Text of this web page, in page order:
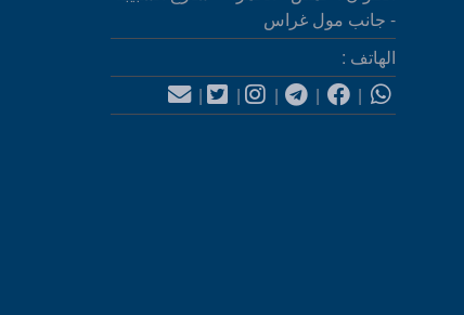
- جانب مول غراس
الهاتف :
|
|
|
|
|